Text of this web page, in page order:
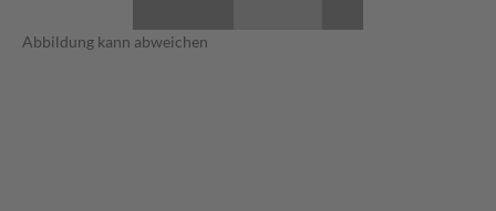
Abbildung kann abweichen